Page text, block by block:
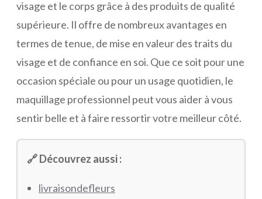
visage et le corps grâce à des produits de qualité
supérieure. Il offre de nombreux avantages en
termes de tenue, de mise en valeur des traits du
visage et de confiance en soi. Que ce soit pour une
occasion spéciale ou pour un usage quotidien, le
maquillage professionnel peut vous aider à vous
sentir belle et à faire ressortir votre meilleur côté.
🔗 Découvrez aussi :
livraisondefleurs